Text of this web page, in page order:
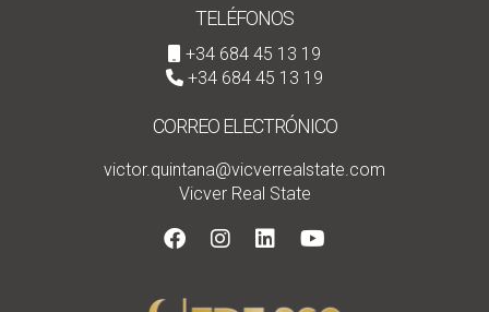
TELÉFONOS
+34 684 45 13 19
+34 684 45 13 19
CORREO ELECTRÓNICO
victor.quintana@vicverrealstate.com
Vicver Real State